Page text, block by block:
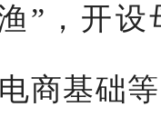
”，开
商基础